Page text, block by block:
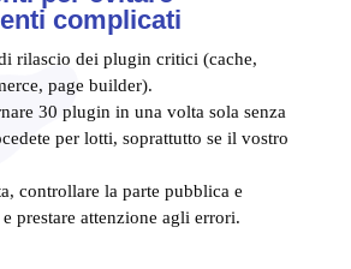
complicati
rilascio dei plugin critici (cache,
page builder).
30 plugin in una volta sola senza
per lotti, soprattutto se il vostro
controllare la parte pubblica e
prestare attenzione agli errori.